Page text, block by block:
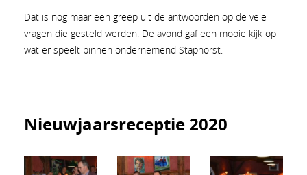
Dat is nog maar een greep uit de antwoorden op de vele
vragen die gesteld werden. De avond gaf een mooie kijk op
wat er speelt binnen ondernemend Staphorst.
Nieuwjaarsreceptie 2020